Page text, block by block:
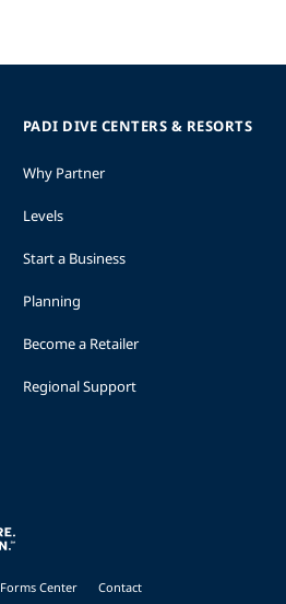
PADI DIVE CENTERS & RESORTS
Why Partner
Levels
Start a Business
Planning
Become a Retailer
Regional Support
Forms Center Contact